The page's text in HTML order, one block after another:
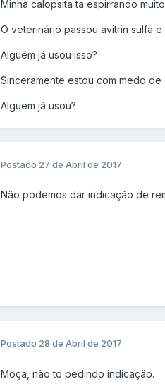
Minha calopsita ta espirrando
O veterinário passou avitrin sulfa
Alguém já usou isso?
Sinceramente estou com medo
Alguem já usou?
Postado 27 de Abril de 2017
Não podemos dar indicação de
Postado 28 de Abril de 2017
Moça, não to pedindo indicação.